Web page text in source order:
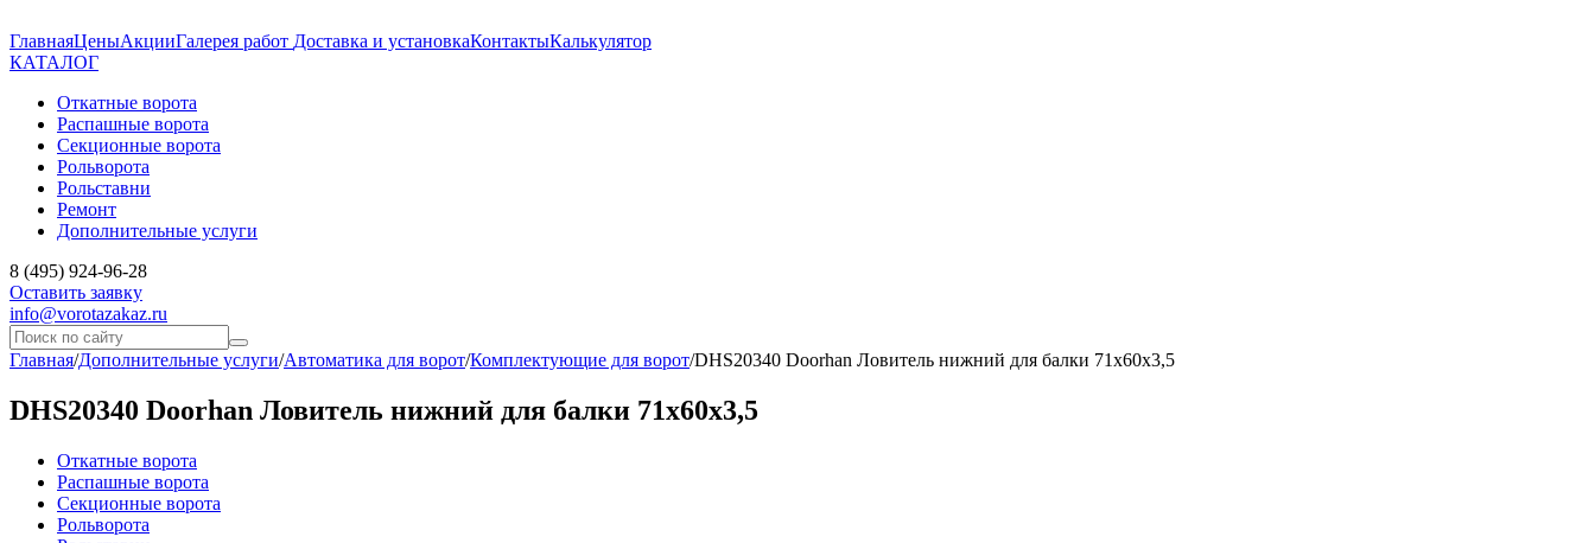
ГлавнаяЦеныАкцииГалерея работ Доставка и установкаКонтактыКалькулятор
КАТАЛОГ
Откатные ворота
Распашные ворота
Секционные ворота
Рольворота
Рольставни
Ремонт
Дополнительные услуги
8 (495) 924-96-28
Оставить заявку
info@vorotazakaz.ru
Главная/Дополнительные услуги/Автоматика для ворот/Комплектующие для ворот/DHS20340 Doorhan Ловитель нижний для балки 71х60х3,5
DHS20340 Doorhan Ловитель нижний для балки 71х60х3,5
Откатные ворота
Распашные ворота
Секционные ворота
Рольворота